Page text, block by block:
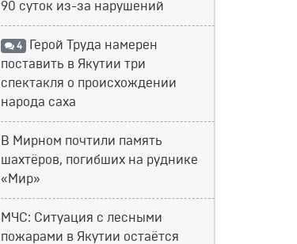
90 суток из-за нарушений
4 Герой Труда намерен
поставить в Якутии три
спектакля о происхождении
народа саха
В Мирном почтили память
шахтёров, погибших на руднике
«Мир»
МЧС: Ситуация с лесными
пожарами в Якутии остаётся